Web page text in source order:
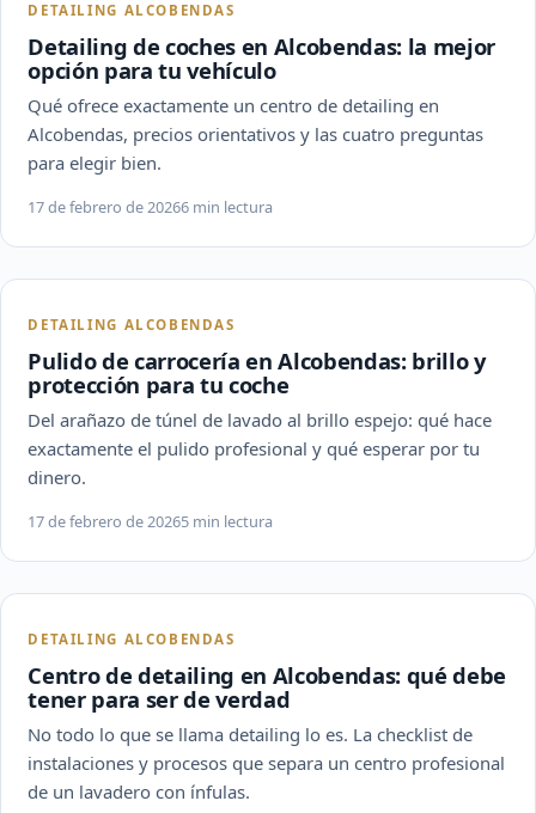
DETAILING ALCOBENDAS
Detailing de coches en Alcobendas: la mejor
opción para tu vehículo
Qué ofrece exactamente un centro de detailing en
Alcobendas, precios orientativos y las cuatro preguntas
para elegir bien.
17 de febrero de 20266 min lectura
DETAILING ALCOBENDAS
Pulido de carrocería en Alcobendas: brillo y
protección para tu coche
Del arañazo de túnel de lavado al brillo espejo: qué hace
exactamente el pulido profesional y qué esperar por tu
dinero.
17 de febrero de 20265 min lectura
DETAILING ALCOBENDAS
Centro de detailing en Alcobendas: qué debe
tener para ser de verdad
No todo lo que se llama detailing lo es. La checklist de
instalaciones y procesos que separa un centro profesional
de un lavadero con ínfulas.